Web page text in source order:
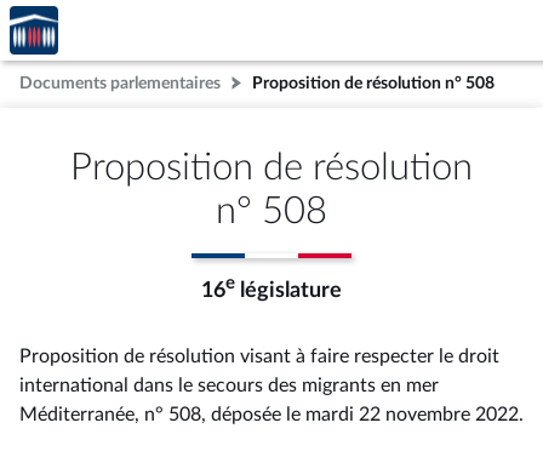
Aller au contenu
Aller en bas de la page
Accèder
à la
page
d'accueil
Documents parlementaires Proposition de résolution n° 508
Proposition de résolution
n° 508
16e législature
Proposition de résolution visant à faire respecter le droit
international dans le secours des migrants en mer
Méditerranée, n° 508, déposée le mardi 22 novembre 2022.